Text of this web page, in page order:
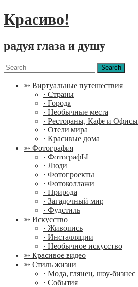
Красиво!
радуя глаза и душу
Menu
Search
for:
➳ Виртуальные путешествия
· Страны
· Города
· Необычные места
· Рестораны, Кафе и Офисы
· Отели мира
· Красивые дома
➳ Фотография
· ФотографЫ
· Люди
· Фотопроекты
· Фотоколлажи
· Природа
· Загадочный мир
· Фудстиль
➳ Искусство
· Живопись
· Инсталляции
· Необычное искусство
➳ Красивое видео
➳ Стиль жизни
· Мода, глянец, шоу-бизнес
· События